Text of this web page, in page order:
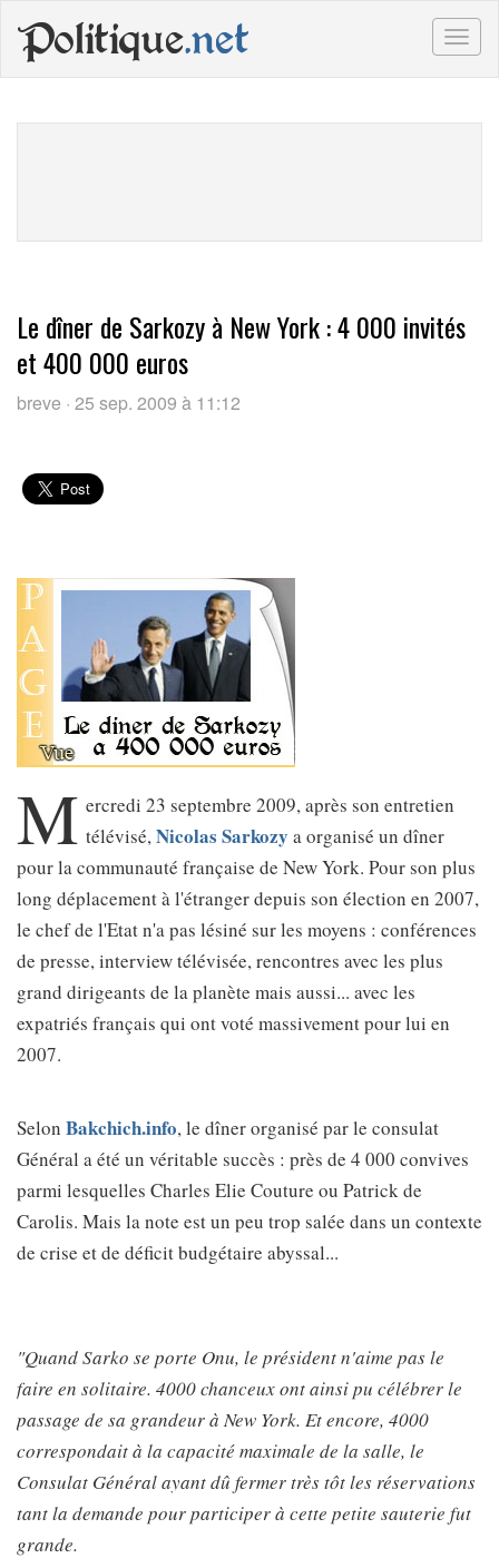
Politique.net
Le dîner de Sarkozy à New York : 4 000 invités
et 400 000 euros
breve · 25 sep. 2009 à 11:12
M ercredi 23 septembre 2009, après son entretien
télévisé,Nicolas Sarkozy a organisé un dîner
pour la communauté française de New York. Pour son plus
long déplacement à l'étranger depuis son élection en 2007,
le chef de l'Etat n'a pas lésiné sur les moyens : conférences
de presse, interview télévisée, rencontres avec les plus
grand dirigeants de la planète mais aussi... avec les
expatriés français qui ont voté massivement pour lui en
2007.
Selon Bakchich.info, le dîner organisé par le consulat
Général a été un véritable succès : près de 4 000 convives
parmi lesquelles Charles Elie Couture ou Patrick de
Carolis. Mais la note est un peu trop salée dans un contexte
de crise et de déficit budgétaire abyssal...
"Quand Sarko se porte Onu, le président n'aime pas le
faire en solitaire. 4000 chanceux ont ainsi pu célébrer le
passage de sa grandeur à New York. Et encore, 4000
correspondait à la capacité maximale de la salle, le
Consulat Général ayant dû fermer très tôt les réservations
tant la demande pour participer à cette petite sauterie fut
grande.